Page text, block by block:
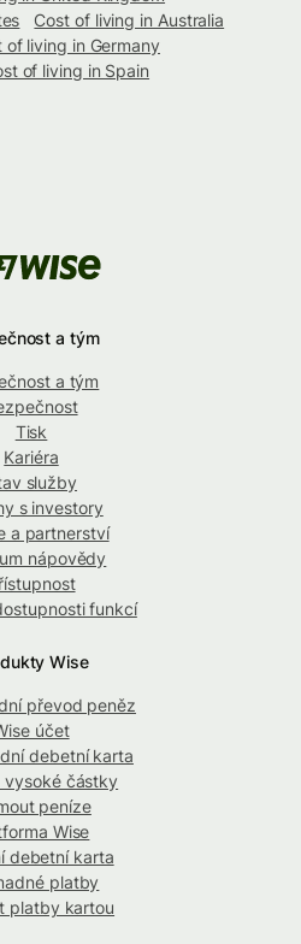
Cost of living in Australia
of living in Germany
of living in Spain
a tým
a tým
Tisk
Kariéra
služby
s investory
a partnerství
nápovědy
funkcí
Wise
převod peněz
účet
debetní karta
vysoké částky
peníze
Wise
debetní karta
platby
platby kartou